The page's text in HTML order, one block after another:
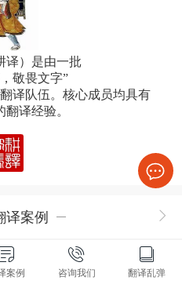
译）是由一批
敬畏文字”
译队伍。核心成员均具有
译经验。
译案例
案例 咨询我们 翻译乱弹